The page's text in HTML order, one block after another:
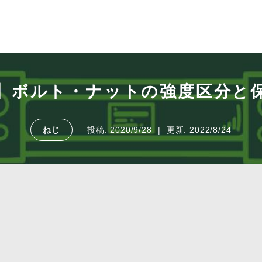
ボルト・ナットの強度区分と
ねじ 投稿:2020/9/28 更新: 2022/8/24